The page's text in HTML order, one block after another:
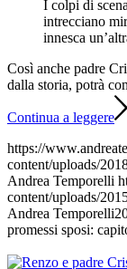
I colpi di
intrecciano
innesca
Così anche padre
dalla storia, potrà
Continua a leggere
https://
content/uploads/
Andrea Temporelli
content/uploads/
Andrea Temporelli
promessi sposi: